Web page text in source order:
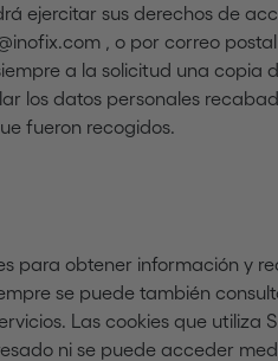
ejercitar sus derechos de
, o por correo
a la solicitud una copia
los datos personales
fueron recogidos.
para obtener información y
se puede también
Las cookies que utiliza
ni se puede acceder